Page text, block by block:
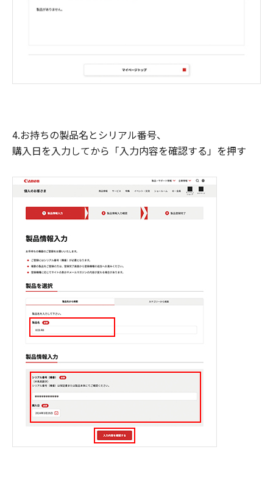
4.お持ちの製品名とシリアル番号、
購入日を入力してから「入力内容を確認する」を押す